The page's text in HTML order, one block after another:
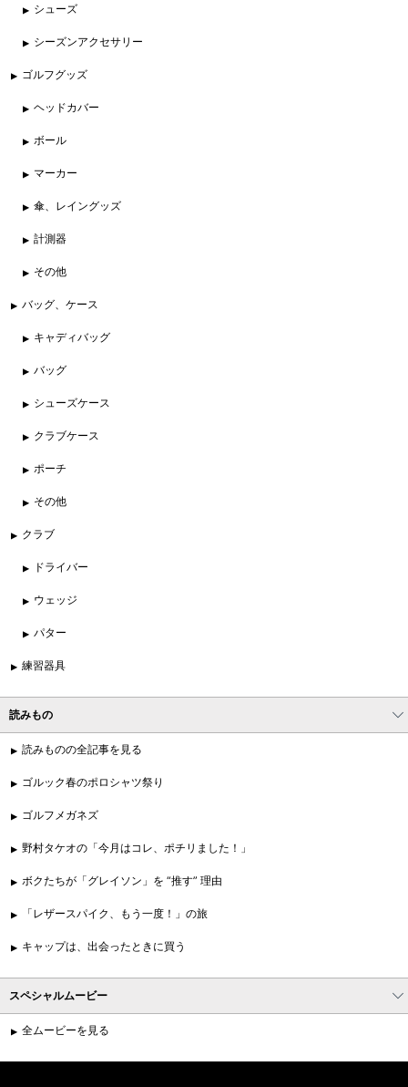
シューズ
シーズンアクセサリー
ゴルフグッズ
ヘッドカバー
ボール
マーカー
傘、レイングッズ
計測器
その他
バッグ、ケース
キャディバッグ
バッグ
シューズケース
クラブケース
ポーチ
その他
クラブ
ドライバー
ウェッジ
パター
練習器具
読みもの
読みものの全記事を見る
ゴルック春のポロシャツ祭り
ゴルフメガネズ
野村タケオの「今月はコレ、ポチリました！」
ボクたちが「グレイソン」を “推す” 理由
「レザースパイク、もう一度！」の旅
キャップは、出会ったときに買う
スペシャルムービー
全ムービーを見る